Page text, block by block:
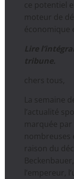
ce potentiel
moteur de
économique
Lire
tribune.
chers tous,
La semaine
l’actualité
marquée par
nombreuses
raison du
l’empereur,